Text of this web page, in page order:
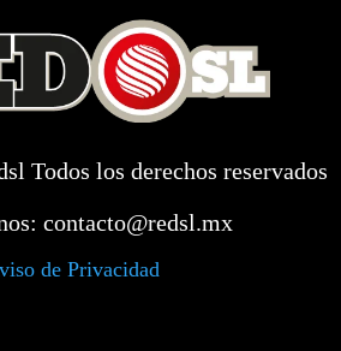
Todos los derechos reservados
contacto@redsl.mx
de Privacidad